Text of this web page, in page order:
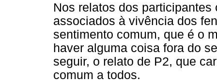
Nos relatos dos
associados à vivência dos
sentimento comum, que é o
haver alguma coisa fora do
seguir, o relato de P2, que
comum a todos.